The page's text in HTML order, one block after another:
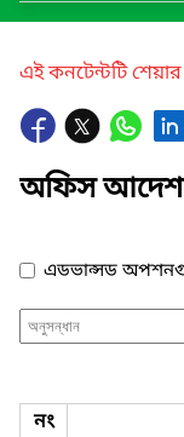
এই কনটেন্টটি
অফিস আদেশ
এডভান্সড
নং